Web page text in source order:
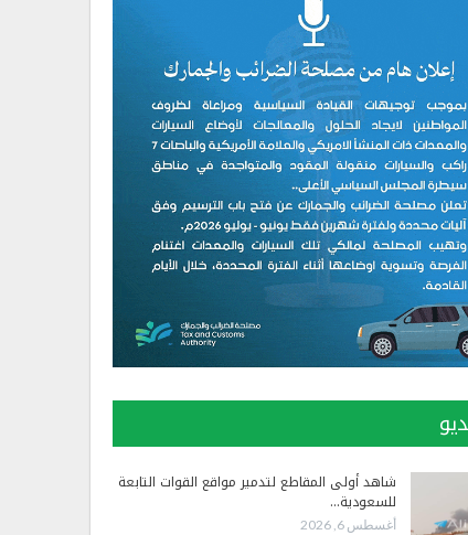
شاهد أولى المقاطع لتدمير مواقع القوات التابعة
للسعودية…
أغسطس 6, 2026